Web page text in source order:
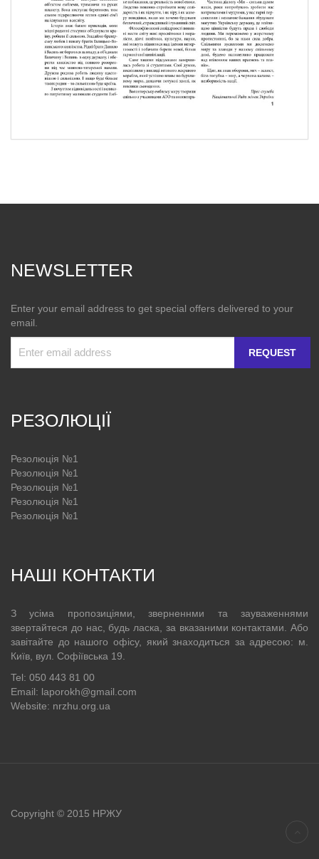
NEWSLETTER
Enter your email address to get special offers delivered to your
email.
REQUEST
РЕЗОЛЮЦІЇ
Резолюція №1
Резолюція №1
Резолюція №1
Резолюція №1
Резолюція №1
НАШІ КОНТАКТИ
З усіма пропозиціями, зверненнми та зауваженнями
звертайтеся до нас, будь ласка, за вказаними контактами. Або
завітайте до нашого офісу, який знаходиться за адресою: м.
Київ, вул. Софіївська 19.
Tel: 050 443 81 00
Email: laporokh@gmail.com
Website: nrzhu.org.ua
Copyright © 2015 НРЖУ